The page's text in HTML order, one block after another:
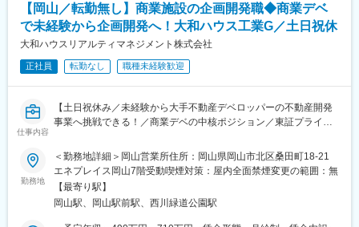
・当社の舶用エンジンは国内シェアトップであり島国日本の海運
を支える大黒柱として社会に貢献できます。
で聞ける距離感が特徴です。
単発工事ではなく、同じ工場と長く付き合うスタイルのため、設
備の癖や生産の流れを理解しながら経験を積めます。お客様から
も”電気はここに任せれば大丈夫”と言われる関係性を築いてきまし
た。そのためお客様との距離が近く、判断をゆだねられる場面が
指せます。
■会社の安定感
1955年創業。工場の設備や商業施設、学校・病院など、身近な建
物の電気を長年支えてきました。景気に左右されにくく、創業以
来ずっと安定した経営を続けています。大手企業や学校、病院が
取引先なので、「社会を支える仕事をしている」実感を持てる環
【岡山／転勤無し】商業施設の企画開発職◆商業デベ
で未経験から企画開発へ！大和ハウス工業G／土日祝休
大和ハウスリアルティマネジメント株式会社
正社員 転勤なし 職種未経験歓迎
仕事内容
【土日祝休み／未経験から大手不動産デベロッパーの不動産開発
事業へ挑戦できる！／商業デベの中核ポジション／東証プライム
運営実績】
■業務概要：
当社が手掛ける商業施設の企画・開発をお任せいたします。物件
情報の収集から、どういった商業施設をつくるのかといった企
画、テナントの誘致、契約交渉までを一貫して担当していただき
勤務地
＜勤務地詳細＞岡山営業所住所：岡山県岡山市北区桑田町18-21
エネプレイス岡山7階受動喫煙対策：屋内全面禁煙変更の範囲：無
【最寄り駅】
岡山駅、岡山駅前駅、西川緑道公園駅